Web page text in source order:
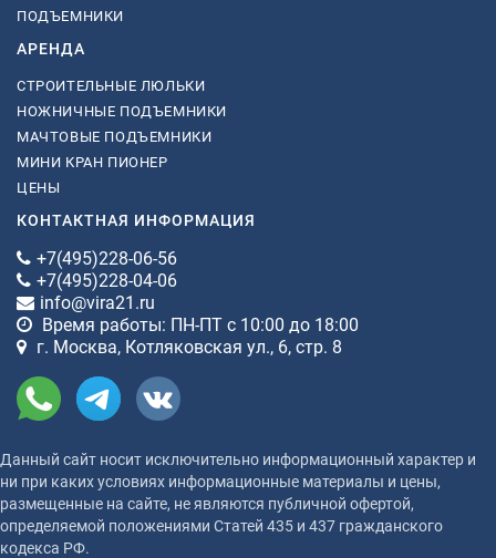
ПОДЪЕМНИКИ
АРЕНДА
СТРОИТЕЛЬНЫЕ ЛЮЛЬКИ
НОЖНИЧНЫЕ ПОДЪЕМНИКИ
МАЧТОВЫЕ ПОДЪЕМНИКИ
МИНИ КРАН ПИОНЕР
ЦЕНЫ
КОНТАКТНАЯ ИНФОРМАЦИЯ
+7(495)228-06-56
+7(495)228-04-06
info@vira21.ru
Время работы: ПН-ПТ с 10:00 до 18:00
г. Москва, Котляковская ул., 6, стр. 8
Данный сайт носит исключительно информационный характер и
ни при каких условиях информационные материалы и цены,
размещенные на сайте, не являются публичной офертой,
определяемой положениями Статей 435 и 437 гражданского
кодекса РФ.